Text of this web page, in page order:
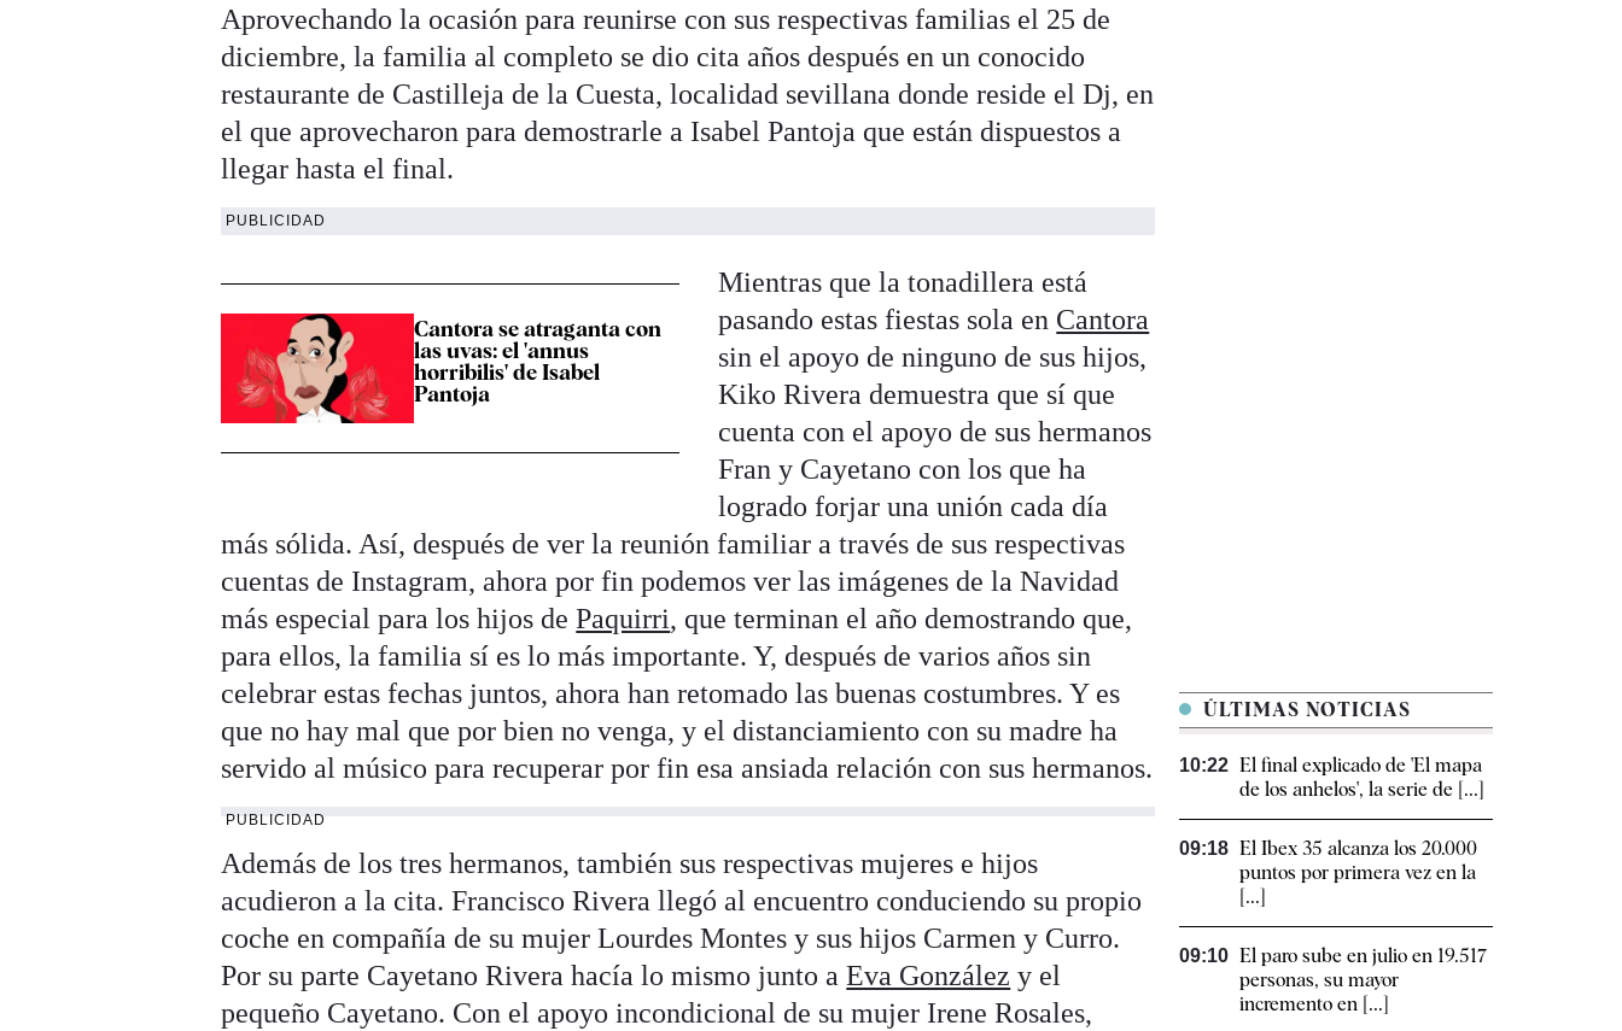
Aprovechando la ocasión para reunirse con sus respectivas familias el 25 de
diciembre, la familia al completo se dio cita años después en un conocido
restaurante de Castilleja de la Cuesta, localidad sevillana donde reside el Dj, en
el que aprovecharon para demostrarle a Isabel Pantoja que están dispuestos a
llegar hasta el final.
PUBLICIDAD
Cantora se atraganta con
las uvas: el 'annus
horribilis' de Isabel
Pantoja
Mientras que la tonadillera está
pasando estas fiestas sola en Cantora
sin el apoyo de ninguno de sus hijos,
Kiko Rivera demuestra que sí que
cuenta con el apoyo de sus hermanos
Fran y Cayetano con los que ha
logrado forjar una unión cada día
más sólida. Así, después de ver la reunión familiar a través de sus respectivas
cuentas de Instagram, ahora por fin podemos ver las imágenes de la Navidad
más especial para los hijos dePaquirri, que terminan el año demostrando que,
para ellos, la familia sí es lo más importante. Y, después de varios años sin
celebrar estas fechas juntos, ahora han retomado las buenas costumbres. Y es
que no hay mal que por bien no venga, y el distanciamiento con su madre ha
servido al músico para recuperar por fin esa ansiada relación con sus hermanos.
PUBLICIDAD
Además de los tres hermanos, también sus respectivas mujeres e hijos
acudieron a la cita. Francisco Rivera llegó al encuentro conduciendo su propio
coche en compañía de su mujer Lourdes Montes y sus hijos Carmen y Curro.
Por su parte Cayetano Rivera hacía lo mismo junto aEva González y el
pequeño Cayetano. Con el apoyo incondicional de su mujer Irene Rosales,
ÚLTIMAS NOTICIAS
10:22 El final explicado de 'El mapa
de los anhelos', la serie de [...]
09:18 El Ibex 35 alcanza los 20.000
puntos por primera vez en la
[...]
09:10 El paro sube en julio en 19.517
personas, su mayor
incremento en [...]